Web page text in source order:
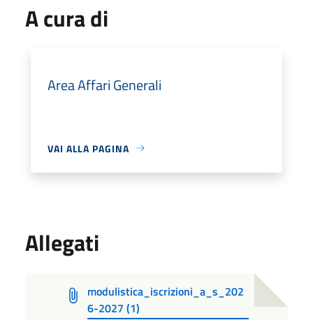
A cura di
Area Affari Generali
VAI ALLA PAGINA
Allegati
modulistica_iscrizioni_a_s_202
6-2027 (1)